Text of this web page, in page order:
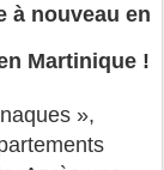
à nouveau en
Martinique !
»,